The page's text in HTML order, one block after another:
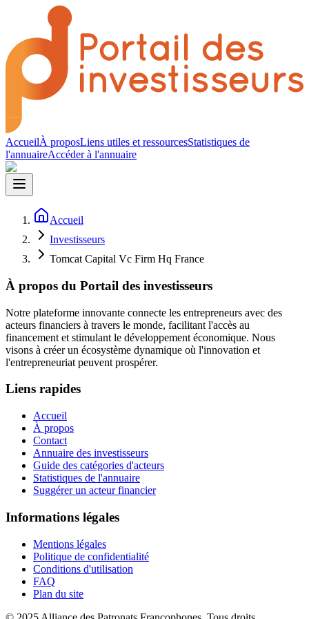
AccueilÀ proposLiens utiles et ressourcesStatistiques de
l'annuaireAccéder à l'annuaire
Accueil
Investisseurs
Tomcat Capital Vc Firm Hq France
À propos du Portail des investisseurs
Notre plateforme innovante connecte les entrepreneurs avec des
acteurs financiers à travers le monde, facilitant l'accès au
financement et stimulant le développement économique. Nous
visons à créer un écosystème dynamique où l'innovation et
l'entrepreneuriat peuvent prospérer.
Liens rapides
Accueil
À propos
Contact
Annuaire des investisseurs
Guide des catégories d'acteurs
Statistiques de l'annuaire
Suggérer un acteur financier
Informations légales
Mentions légales
Politique de confidentialité
Conditions d'utilisation
FAQ
Plan du site